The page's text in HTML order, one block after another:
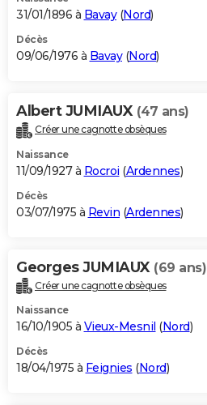
31/01/1896 à Bavay(Nord)
Décès
09/06/1976 à Bavay(Nord)
Albert JUMIAUX (47 ans)
Créer une cagnotte obsèques
Naissance
11/09/1927 à Rocroi (Ardennes)
Décès
03/07/1975 à Revin (Ardennes)
Georges JUMIAUX (69 ans)
Créer une cagnotte obsèques
Naissance
16/10/1905 à Vieux-Mesnil (Nord)
Décès
18/04/1975 à Feignies (Nord)